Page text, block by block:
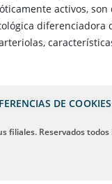
activos,
diferenciadora
DE COOKIES
filiales. Reservados